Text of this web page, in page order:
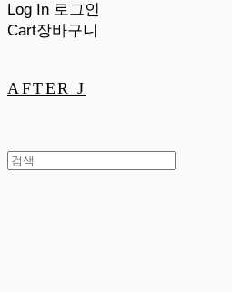
Log In 로그인
Cart장바구니
AFTER J